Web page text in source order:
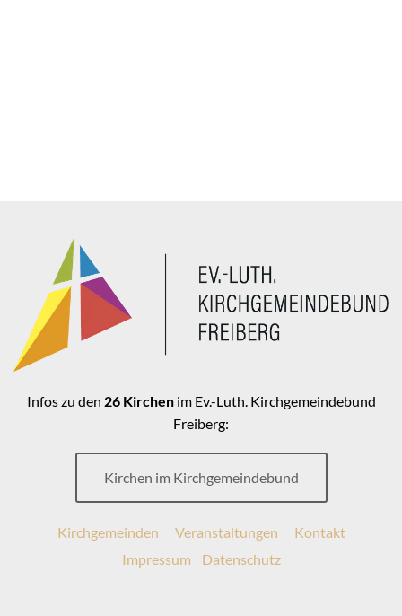
Infos zu den 26 Kirchenim Ev.-Luth. Kirchgemeindebund
Freiberg:
Kirchen im Kirchgemeindebund
Kirchgemeinden Veranstaltungen
Kontakt
Impressum
Datenschutz